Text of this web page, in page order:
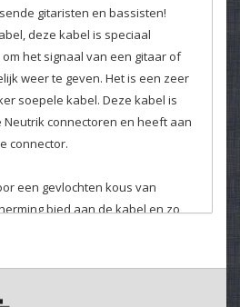
gitaristen en bassisten!
deze kabel is speciaal
het signaal van een gitaar of
weer te geven. Het is een zeer
soepele kabel. Deze kabel is
connectoren en heeft aan
connector.
een gevlochten kous van
bied aan de kabel en zo
van Neutrik zorgt ervoor dat je
pluggen zonder je versterker